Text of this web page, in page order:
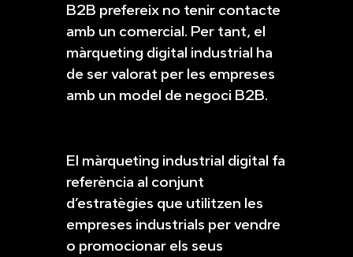
B2B prefereix no tenir contacte
amb un comercial. Per tant, el
màrqueting digital industrial ha
de ser valorat per les empreses
amb un model de negoci B2B.
El màrqueting industrial digital fa
referència al conjunt
d’estratègies que utilitzen les
empreses industrials per vendre
o promocionar els seus